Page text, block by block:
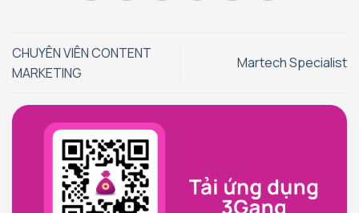
CHUYÊN VIÊN CONTENT
MARKETING
Martech Specialist